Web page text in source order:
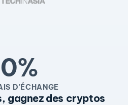
D'ÉCHANGE
gagnez des cryptos